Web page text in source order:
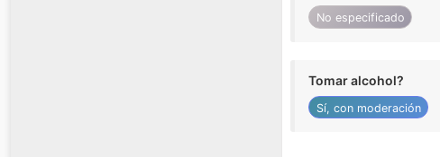
No especificado
Tomar alcohol?
Sí, con moderación